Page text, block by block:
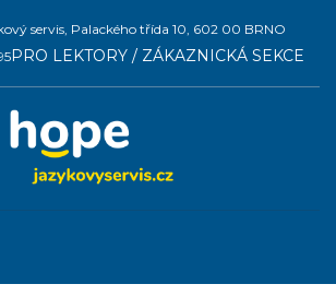
servis, Palackého třída 10, 602 00 BRNO
PRO LEKTORY / ZÁKAZNICKÁ SEKCE